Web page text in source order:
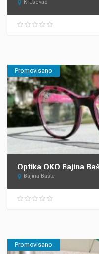
Kruševac
Promovisano
Optika OKO Bajina
Bajina Bašta
Promovisano